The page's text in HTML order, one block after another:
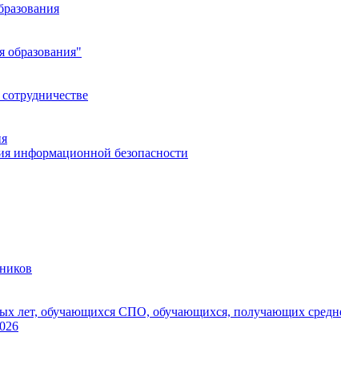
образования"
информационной безопасности
лет, обучающихся СПО, обучающихся, получающих